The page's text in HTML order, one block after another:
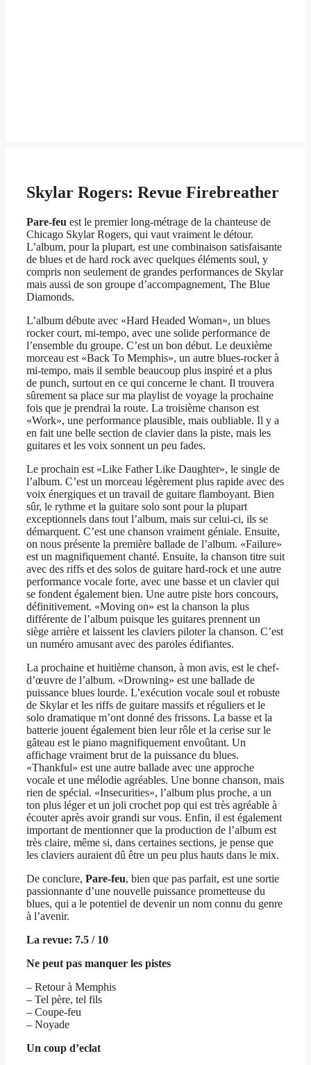
Skylar Rogers: Revue Firebreather
Pare-feu est le premier long-métrage de la chanteuse de
Chicago Skylar Rogers, qui vaut vraiment le détour.
L’album, pour la plupart, est une combinaison satisfaisante
de blues et de hard rock avec quelques éléments soul, y
compris non seulement de grandes performances de Skylar
mais aussi de son groupe d’accompagnement, The Blue
Diamonds.
L’album débute avec «Hard Headed Woman», un blues
rocker court, mi-tempo, avec une solide performance de
l’ensemble du groupe. C’est un bon début. Le deuxième
morceau est «Back To Memphis», un autre blues-rocker à
mi-tempo, mais il semble beaucoup plus inspiré et a plus
de punch, surtout en ce qui concerne le chant. Il trouvera
sûrement sa place sur ma playlist de voyage la prochaine
fois que je prendrai la route. La troisième chanson est
«Work», une performance plausible, mais oubliable. Il y a
en fait une belle section de clavier dans la piste, mais les
guitares et les voix sonnent un peu fades.
Le prochain est «Like Father Like Daughter», le single de
l’album. C’est un morceau légèrement plus rapide avec des
voix énergiques et un travail de guitare flamboyant. Bien
sûr, le rythme et la guitare solo sont pour la plupart
exceptionnels dans tout l’album, mais sur celui-ci, ils se
démarquent. C’est une chanson vraiment géniale. Ensuite,
on nous présente la première ballade de l’album. «Failure»
est un magnifiquement chanté. Ensuite, la chanson titre suit
avec des riffs et des solos de guitare hard-rock et une autre
performance vocale forte, avec une basse et un clavier qui
se fondent également bien. Une autre piste hors concours,
définitivement. «Moving on» est la chanson la plus
différente de l’album puisque les guitares prennent un
siège arrière et laissent les claviers piloter la chanson. C’est
un numéro amusant avec des paroles édifiantes.
La prochaine et huitième chanson, à mon avis, est le chef-
d’œuvre de l’album. «Drowning» est une ballade de
puissance blues lourde. L’exécution vocale soul et robuste
de Skylar et les riffs de guitare massifs et réguliers et le
solo dramatique m’ont donné des frissons. La basse et la
batterie jouent également bien leur rôle et la cerise sur le
gâteau est le piano magnifiquement envoûtant. Un
affichage vraiment brut de la puissance du blues.
«Thankful» est une autre ballade avec une approche
vocale et une mélodie agréables. Une bonne chanson, mais
rien de spécial. «Insecurities», l’album plus proche, a un
ton plus léger et un joli crochet pop qui est très agréable à
écouter après avoir grandi sur vous. Enfin, il est également
important de mentionner que la production de l’album est
très claire, même si, dans certaines sections, je pense que
les claviers auraient dû être un peu plus hauts dans le mix.
De conclure, Pare-feu, bien que pas parfait, est une sortie
passionnante d’une nouvelle puissance prometteuse du
blues, qui a le potentiel de devenir un nom connu du genre
à l’avenir.
La revue: 7.5 / 10
Ne peut pas manquer les pistes
– Retour à Memphis
– Tel père, tel fils
– Coupe-feu
– Noyade
Un coup d’eclat